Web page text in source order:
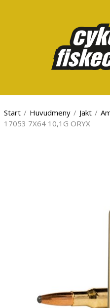
Start / Huvudmeny / Jakt /
17053 7X64 10,1G ORYX